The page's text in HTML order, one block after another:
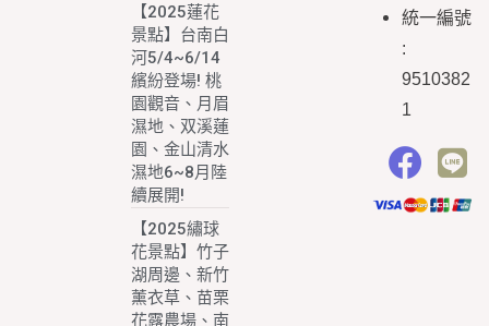
【2025蓮花
景點】台南白
河5/4~6/14
繽紛登場! 桃
園觀音、月眉
濕地、双溪蓮
園、金山清水
濕地6~8月陸
續展開!
【2025繡球
花景點】竹子
湖周邊、新竹
薰衣草、苗栗
花露農場、南
統一編號
:
9510382
1